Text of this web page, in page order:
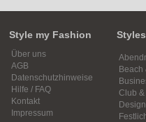
Style my Fashion
Über uns
AGB
Datenschutzhinweise
Hilfe / FAQ
Kontakt
Impressum
Beach
Club &